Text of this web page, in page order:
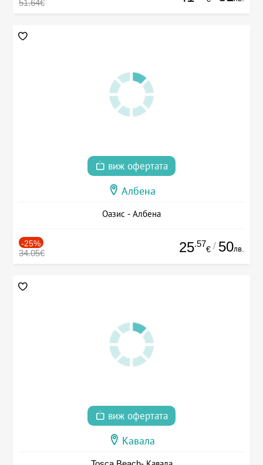
51.64€
виж офертата
Албена
Оазис - Албена
-25%
34.05€ 25.57
€ / 50лв.
виж офертата
Кавала